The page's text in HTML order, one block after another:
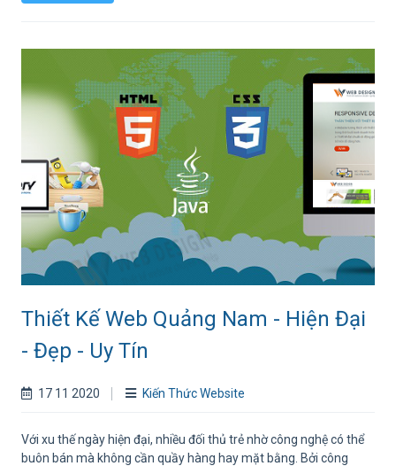
Thiết Kế Web Quảng Nam - Hiện Đại
- Đẹp - Uy Tín
17 11 2020 Kiến Thức Website
Với xu thế ngày hiện đại, nhiều đối thủ trẻ nhờ công nghệ có thể
buôn bán mà không cần quầy hàng hay mặt bằng. Bởi công